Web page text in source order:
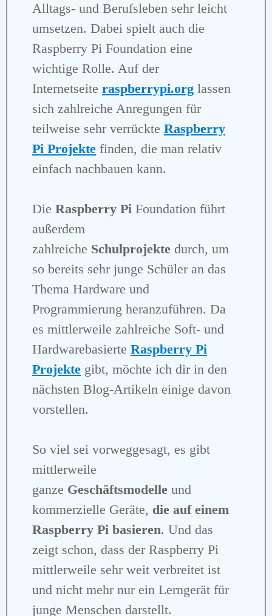
Alltags- und Berufsleben sehr leicht
umsetzen. Dabei spielt auch die
Raspberry Pi Foundation eine
wichtige Rolle. Auf der
Internetseite raspberrypi.org lassen
sich zahlreiche Anregungen für
teilweise sehr verrückte Raspberry
Pi Projekte finden, die man relativ
einfach nachbauen kann.
Die Raspberry Pi Foundation führt
außerdem
zahlreiche Schulprojekte durch, um
so bereits sehr junge Schüler an das
Thema Hardware und
Programmierung heranzuführen. Da
es mittlerweile zahlreiche Soft- und
Hardwarebasierte Raspberry Pi
Projekte gibt, möchte ich dir in den
nächsten Blog-Artikeln einige davon
vorstellen.
So viel sei vorweggesagt, es gibt
mittlerweile
ganze Geschäftsmodelle und
kommerzielle Geräte, die auf einem
Raspberry Pi basieren. Und das
zeigt schon, dass der Raspberry Pi
mittlerweile sehr weit verbreitet ist
und nicht mehr nur ein Lerngerät für
junge Menschen darstellt.